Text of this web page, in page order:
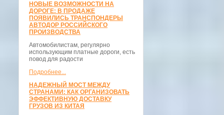
НОВЫЕ ВОЗМОЖНОСТИ НА
ДОРОГЕ: В ПРОДАЖЕ
ПОЯВИЛИСЬ ТРАНСПОНДЕРЫ
АВТОДОР РОССИЙСКОГО
ПРОИЗВОДСТВА
Автомобилистам, регулярно
использующим платные дороги, есть
повод для радости
Подробнее...
НАДЕЖНЫЙ МОСТ МЕЖДУ
СТРАНАМИ: КАК ОРГАНИЗОВАТЬ
ЭФФЕКТИВНУЮ ДОСТАВКУ
ГРУЗОВ ИЗ КИТАЯ